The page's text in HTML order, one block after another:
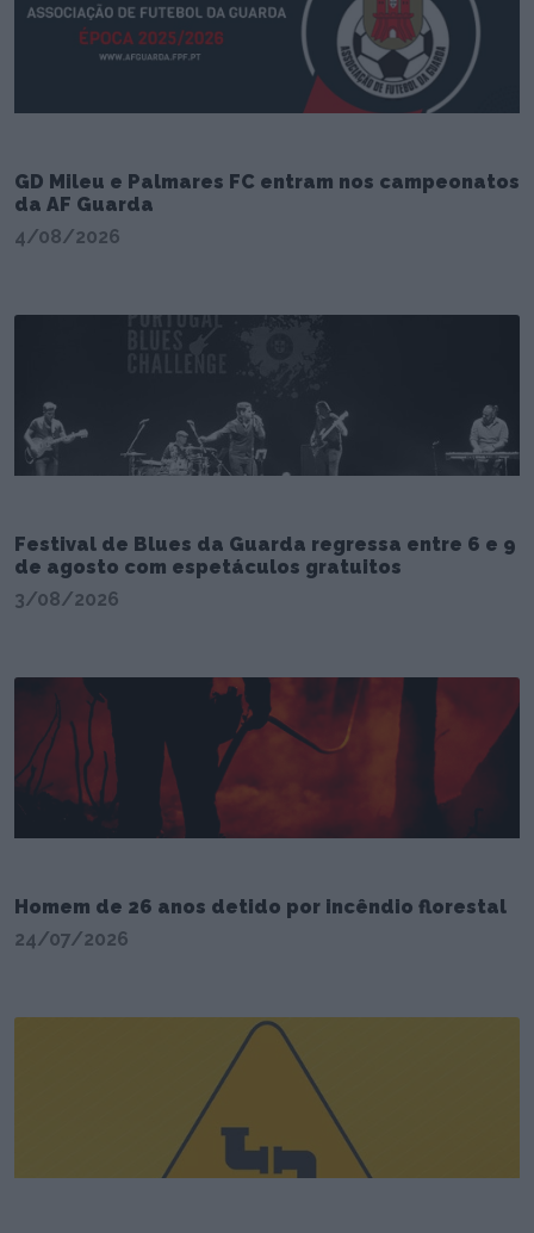
GD Mileu e Palmares FC entram nos campeonatos
da AF Guarda
4/08/2026
Festival de Blues da Guarda regressa entre 6 e 9
de agosto com espetáculos gratuitos
3/08/2026
Homem de 26 anos detido por incêndio florestal
24/07/2026